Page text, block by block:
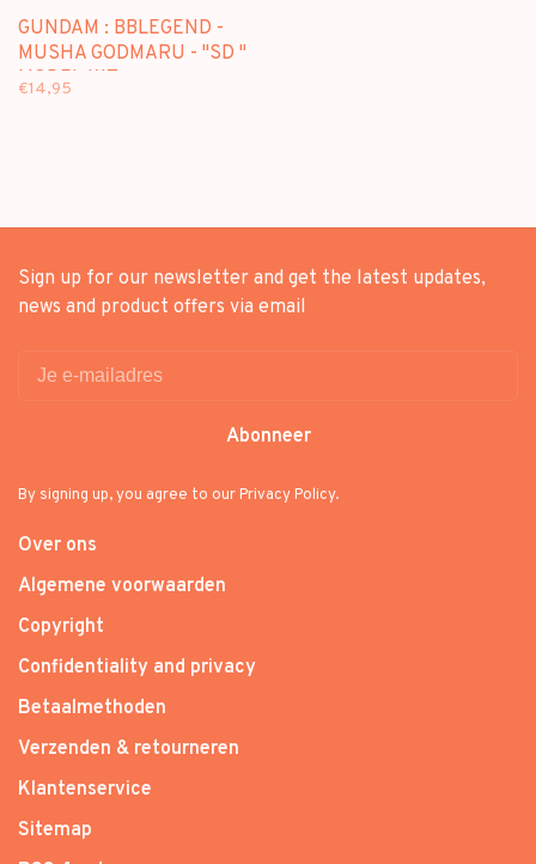
GUNDAM : BBLEGEND -
MUSHA GODMARU - "SD "
MODEL KIT
€14,95
Sign up for our newsletter and get the latest updates,
news and product offers via email
Abonneer
By signing up, you agree to our Privacy Policy.
Over ons
Algemene voorwaarden
Copyright
Confidentiality and privacy
Betaalmethoden
Verzenden & retourneren
Klantenservice
Sitemap